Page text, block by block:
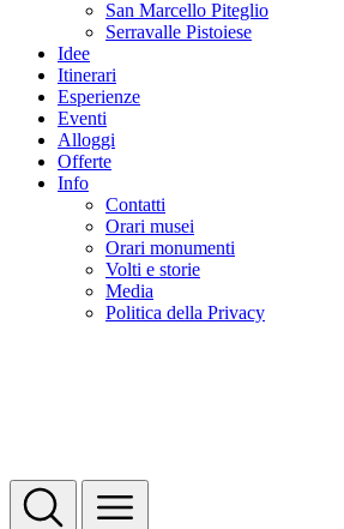
San Marcello Piteglio
Serravalle Pistoiese
Idee
Itinerari
Esperienze
Eventi
Alloggi
Offerte
Info
Contatti
Orari musei
Orari monumenti
Volti e storie
Media
Politica della Privacy